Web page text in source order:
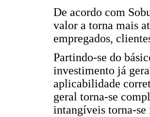
De acordo com
valor a torna mais
empregados,
Partindo-se do
investimento já
aplicabilidade
geral torna-se
intangíveis torna-